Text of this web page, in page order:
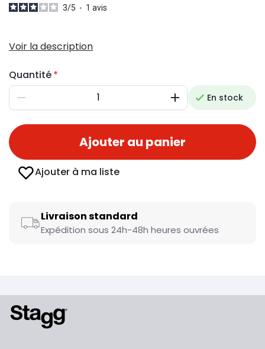
3/5 - 1 avis
Voir la description
Quantité
Diminuer AugmenterEn stock
Ajouter au panier
Ajouter à ma liste
Livraison standard
Expédition sous 24h-48h heures ouvrées